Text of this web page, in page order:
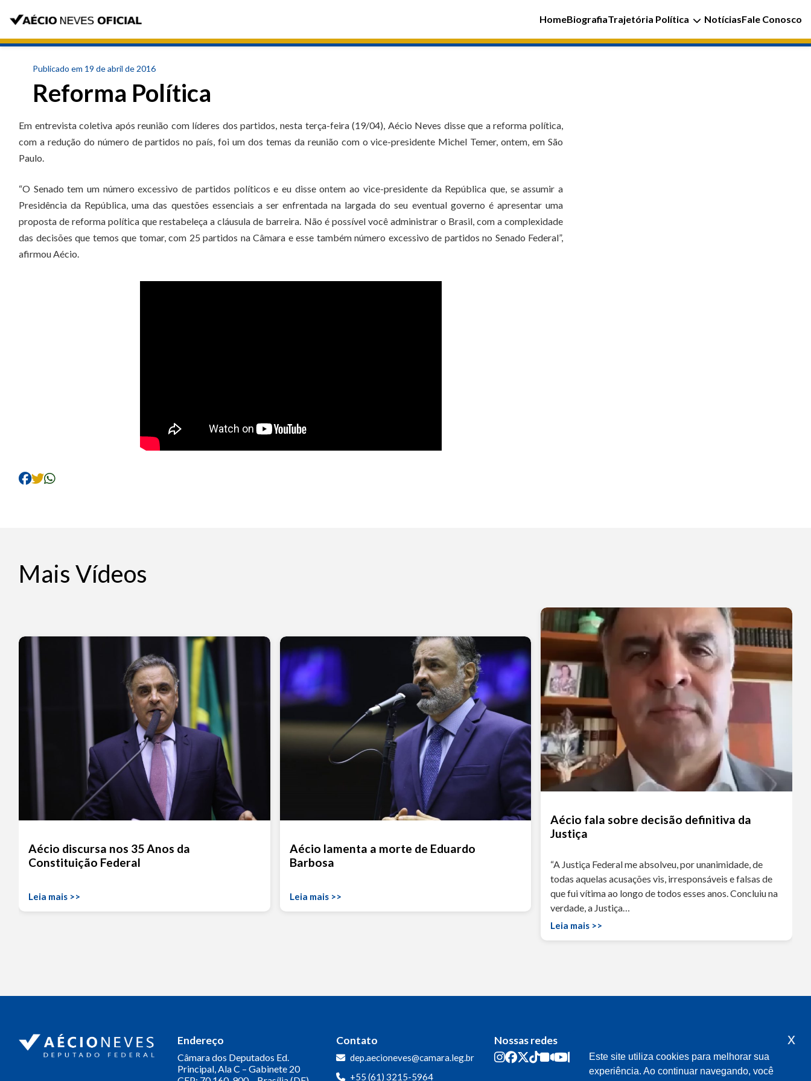
HomeBiografiaTrajetória Política NotíciasFale Conosco
Publicado em 19 de abril de 2016
Reforma Política
Em entrevista coletiva após reunião com líderes dos partidos, nesta terça-feira (19/04), Aécio Neves disse que a reforma política,
com a redução do número de partidos no país, foi um dos temas da reunião com o vice-presidente Michel Temer, ontem, em São
Paulo.
“O Senado tem um número excessivo de partidos políticos e eu disse ontem ao vice-presidente da República que, se assumir a
Presidência da República, uma das questões essenciais a ser enfrentada na largada do seu eventual governo é apresentar uma
proposta de reforma política que restabeleça a cláusula de barreira. Não é possível você administrar o Brasil, com a complexidade
das decisões que temos que tomar, com 25 partidos na Câmara e esse também número excessivo de partidos no Senado Federal”,
afirmou Aécio.
Mais Vídeos
Aécio discursa nos 35 Anos da
Constituição Federal
Leia mais >>
Aécio lamenta a morte de Eduardo
Barbosa
Leia mais >>
Aécio fala sobre decisão definitiva da
Justiça
“A Justiça Federal me absolveu, por unanimidade, de
todas aquelas acusações vis, irresponsáveis e falsas de
que fui vítima ao longo de todos esses anos. Concluiu na
verdade, a Justiça…
Leia mais >>
Endereço
Câmara dos Deputados Ed.
Principal, Ala C – Gabinete 20
Contato
dep.aecioneves@camara.leg.br
+55 (61) 3215-5964
Nossas redes
Este site utiliza cookies para melhorar sua
experiência. Ao continuar navegando, você
x